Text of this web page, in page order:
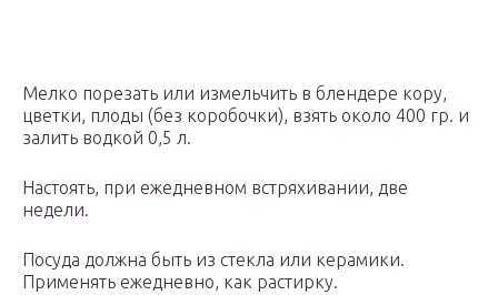
Мелко порезать или измельчить в блендере кору,
цветки, плоды (без коробочки), взять около 400 гр. и
залить водкой 0,5 л.
Настоять, при ежедневном встряхивании, две
недели.
Посуда должна быть из стекла или керамики.
Применять ежедневно, как растирку.